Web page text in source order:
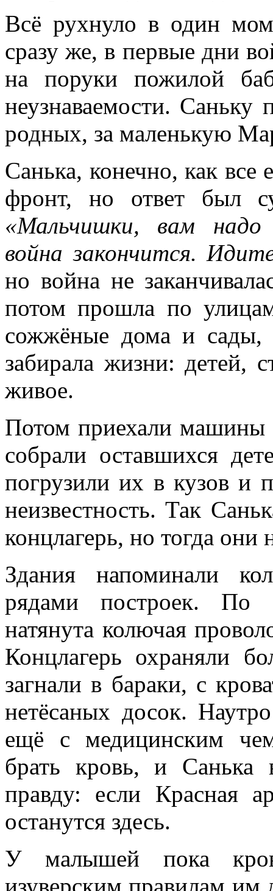
Всё рухнуло в один
сразу же, в первые дни
на поруки пожилой
неузнаваемости. Саньку
родных, за маленькую
Санька, конечно, как все
фронт, но ответ был
«Мальчишки, вам надо
война закончится.
но война не
потом прошла по
сожжёные дома и сады,
забирала жизни: детей,
живое.
Потом приехали машины
собрали оставшихся
погрузили их в кузов
неизвестность. Так
концлагерь, но тогда они
Здания напоминали
рядами построек. По
натянута колючая
Концлагерь охраняли
загнали в бараки, с
нетёсаных досок.
ещё с медицинским
брать кровь, и Санька
правду: если Красная
останутся здесь.
У малышей пока
изуверским правилам им